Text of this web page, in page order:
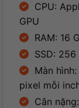
CPU:
GPU
RAM: 16
SSD: 256
Màn
pixel mỗi
Cân